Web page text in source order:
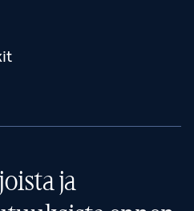
ja